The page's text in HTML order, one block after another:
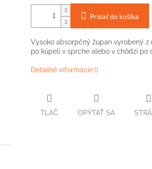
Pridať do košíka
Vysoko absorpčný župan vyrobený
po kúpeli v sprche alebo v chôdzi po
Detailné informácie
TLAČ OPÝTAŤ SA